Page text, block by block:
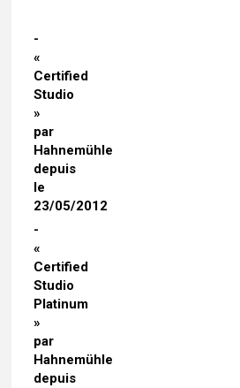
«
Certified
Studio
»
par
Hahnemühle
depuis
le
23/05/2012
«
Certified
Studio
Platinum
»
par
Hahnemühle
depuis